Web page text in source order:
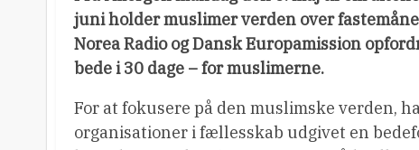
juni holder muslimer verden over
Norea Radio og Dansk Europamission
bede i 30 dage – for muslimerne.
For at fokusere på den muslimske verden,
organisationer i fællesskab udgivet en